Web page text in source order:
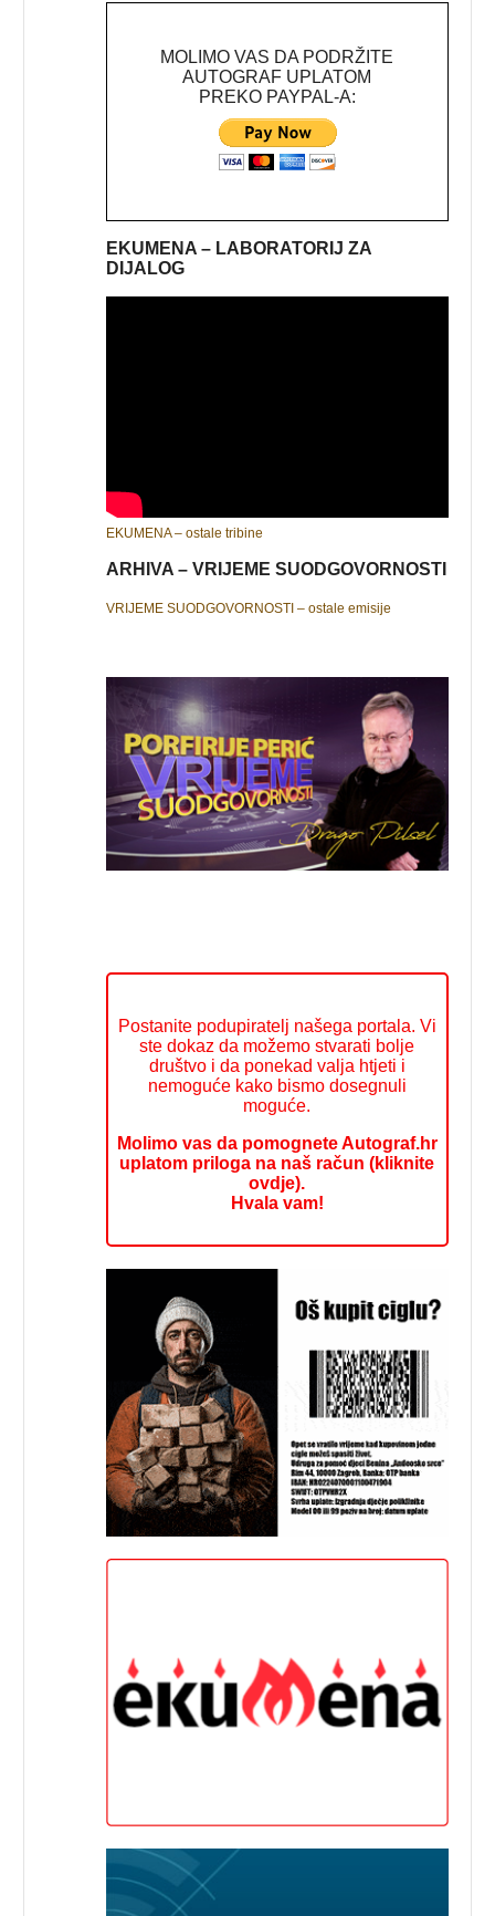
MOLIMO VAS DA PODRŽITE
AUTOGRAF UPLATOM
PREKO PAYPAL-A:
EKUMENA – LABORATORIJ ZA
DIJALOG
EKUMENA – ostale tribine
ARHIVA – VRIJEME SUODGOVORNOSTI
VRIJEME SUODGOVORNOSTI – ostale emisije
Postanite podupiratelj našega portala. Vi
ste dokaz da možemo stvarati bolje
društvo i da ponekad valja htjeti i
nemoguće kako bismo dosegnuli
moguće.
Molimo vas da pomognete Autograf.hr
uplatom priloga na naš račun (kliknite
ovdje).
Hvala vam!